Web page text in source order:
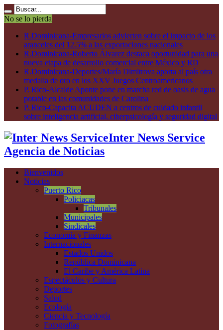
No se lo pierda
R.Dominicana-Empresarios advierten sobre el impacto de los
aranceles del 12.5% a las exportaciones nacionales
R.Dominicana-Roberto Álvarez destaca oportunidad para una
nueva etapa de desarrollo comercial entre México y RD
R.Dominicana-Deportes/María Dimitrova aporta al país otra
medalla de oro en los XXV Juegos Centroamericanos
P. Rico-Alcalde Aponte pone en marcha red de oasis de agua
potable en las comunidades de Carolina
P. Rico-Capacita ACUDEN a centros de cuidado infantil
sobre inteligencia artificial, ciberpsicología y seguridad digital
Inter News Service
Agencia de Noticias
Bienvenidos
Noticias
Puerto Rico
Policiacas
Tribunales
Municipales
Sindicales
Economía y Finanzas
Internacionales
Estados Unidos
República Dominicana
El Caribe y América Latina
Espectáculos y Cultura
Deportes
Salud
Ecología
Ciencia y Tecnología
Fotografías